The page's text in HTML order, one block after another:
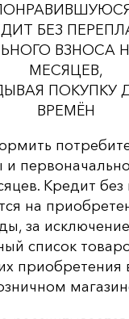
БЕЗ
ВЗНОСА
МЕСЯЦЕВ,
ПОКУПКУ
ВРЕМЁН
и
Кредит без
на
за
список
приобретения